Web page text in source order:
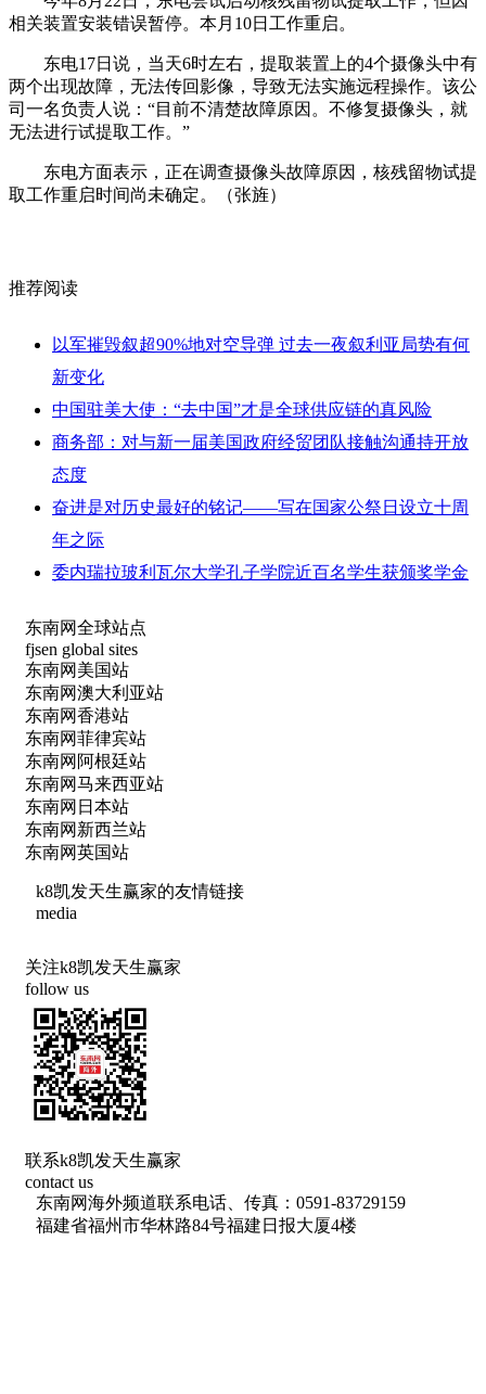
相关装置安装错误暂停。本月10日工作重启。
东电17日说，当天6时左右，提取装置上的4个摄像头中有
两个出现故障，无法传回影像，导致无法实施远程操作。该公
司一名负责人说：“目前不清楚故障原因。不修复摄像头，就
无法进行试提取工作。”
东电方面表示，正在调查摄像头故障原因，核残留物试提
取工作重启时间尚未确定。（张旌）
推荐阅读
以军摧毁叙超90%地对空导弹 过去一夜叙利亚局势有何
新变化
中国驻美大使：“去中国”才是全球供应链的真风险
商务部：对与新一届美国政府经贸团队接触沟通持开放
态度
奋进是对历史最好的铭记——写在国家公祭日设立十周
年之际
委内瑞拉玻利瓦尔大学孔子学院近百名学生获颁奖学金
东南网全球站点
fjsen global sites
东南网美国站
东南网澳大利亚站
东南网香港站
东南网菲律宾站
东南网阿根廷站
东南网马来西亚站
东南网日本站
东南网新西兰站
东南网英国站
k8凯发天生赢家的友情链接
media
关注k8凯发天生赢家
follow us
联系k8凯发天生赢家
contact us
东南网海外频道联系电话、传真：0591-83729159
福建省福州市华林路84号福建日报大厦4楼